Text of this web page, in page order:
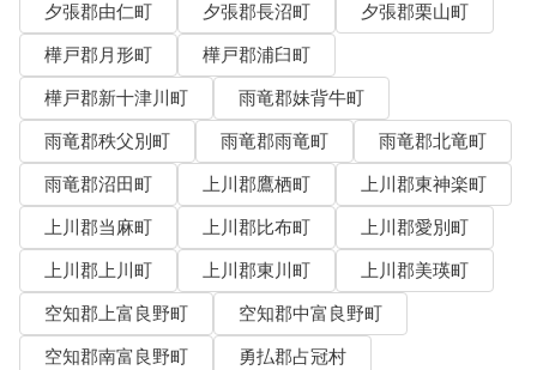
夕張郡由仁町
夕張郡長沼町
夕張郡栗山町
樺戸郡月形町
樺戸郡浦臼町
樺戸郡新十津川町
雨竜郡妹背牛町
雨竜郡秩父別町
雨竜郡雨竜町
雨竜郡北竜町
雨竜郡沼田町
上川郡鷹栖町
上川郡東神楽町
上川郡当麻町
上川郡比布町
上川郡愛別町
上川郡上川町
上川郡東川町
上川郡美瑛町
空知郡上富良野町
空知郡中富良野町
空知郡南富良野町
勇払郡占冠村